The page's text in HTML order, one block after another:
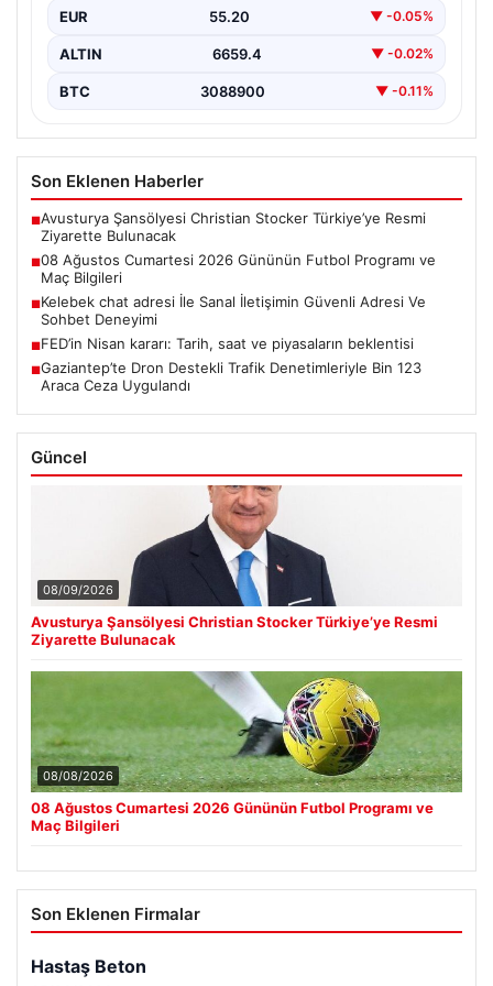
EUR 55.20 ▼ -0.05%
ALTIN 6659.4 ▼ -0.02%
BTC 3088900 ▼ -0.11%
Son Eklenen Haberler
■Avusturya Şansölyesi Christian Stocker Türkiye’ye Resmi
Ziyarette Bulunacak
■08 Ağustos Cumartesi 2026 Gününün Futbol Programı ve
Maç Bilgileri
■Kelebek chat adresi İle Sanal İletişimin Güvenli Adresi Ve
Sohbet Deneyimi
■FED’in Nisan kararı: Tarih, saat ve piyasaların beklentisi
■Gaziantep’te Dron Destekli Trafik Denetimleriyle Bin 123
Araca Ceza Uygulandı
Güncel
08/09/2026
Avusturya Şansölyesi Christian Stocker Türkiye’ye Resmi
Ziyarette Bulunacak
08/08/2026
08 Ağustos Cumartesi 2026 Gününün Futbol Programı ve
Maç Bilgileri
Son Eklenen Firmalar
Hastaş Beton